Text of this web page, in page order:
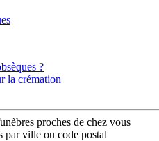
?
la crémation
proches de chez vous
par ville ou code postal